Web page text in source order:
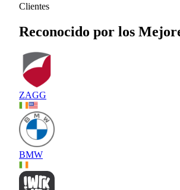
Clientes
Reconocido por los
ZAGG
BMW